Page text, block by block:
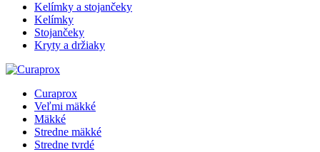
Kelímky a stojančeky
Kelímky
Stojančeky
Kryty a držiaky
Curaprox
Veľmi mäkké
Mäkké
Stredne mäkké
Stredne tvrdé